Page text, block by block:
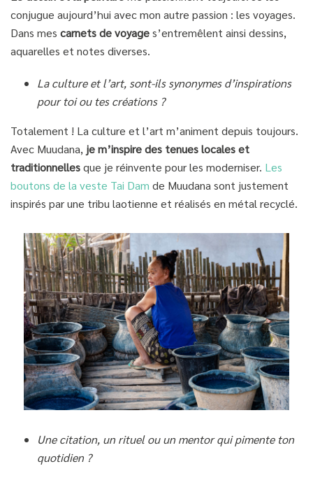
conjugue aujourd’hui avec mon autre passion : les voyages.
Dans mes carnets de voyages’entremêlent ainsi dessins,
aquarelles et notes diverses.
La culture et l’art, sont-ils synonymes d’inspirations
pour toi ou tes créations ?
Totalement ! La culture et l’art m’animent depuis toujours.
Avec Muudana, je m’inspire des tenues locales et
traditionnellesque je réinvente pour les moderniser. Les
boutons de la veste Tai Dam de Muudana sont justement
inspirés par une tribu laotienne et réalisés en métal recyclé.
Une citation, un rituel ou un mentor qui pimente ton
quotidien ?